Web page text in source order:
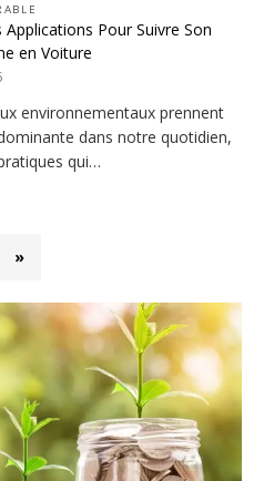
Applications Pour Suivre Son
en Voiture
environnementaux prennent
dans notre quotidien,
qui…
»